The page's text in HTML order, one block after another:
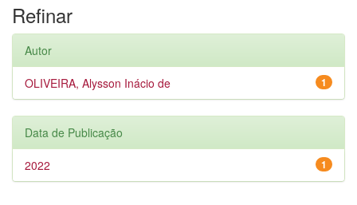
Refinar
Autor
1
OLIVEIRA, Alysson Inácio de
Data de Publicação
1
2022